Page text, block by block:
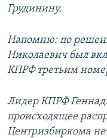
Грудинину.
Напомню: по
Николаевич был
КПРФ третьим
Лидер КПРФ
происходящее
Центризбиркома